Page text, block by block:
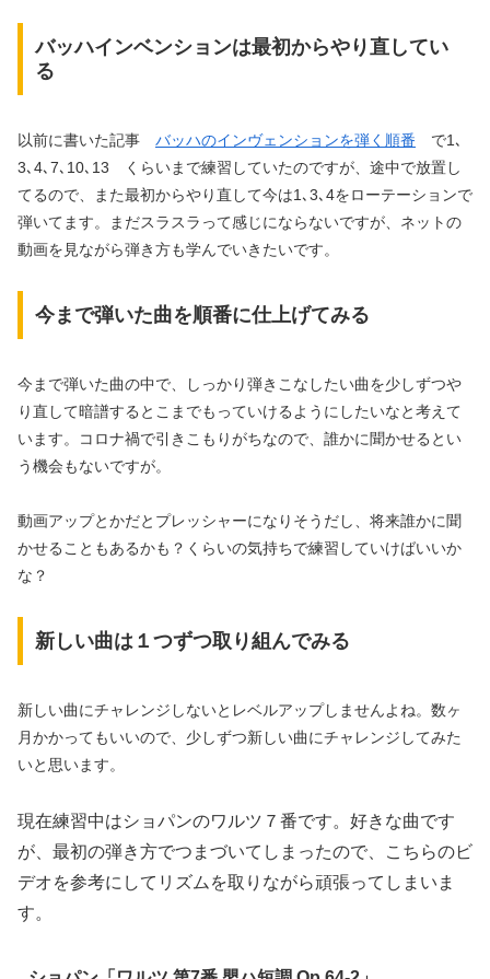
バッハインベンションは最初からやり直してい
る
以前に書いた記事 バッハのインヴェンションを弾く順番 で1､
3､4､7､10､13 くらいまで練習していたのですが、途中で放置し
てるので、また最初からやり直して今は1､3､4をローテーションで
弾いてます。まだスラスラって感じにならないですが、ネットの
動画を見ながら弾き方も学んでいきたいです。
今まで弾いた曲を順番に仕上げてみる
今まで弾いた曲の中で、しっかり弾きこなしたい曲を少しずつや
り直して暗譜するとこまでもっていけるようにしたいなと考えて
います。コロナ禍で引きこもりがちなので、誰かに聞かせるとい
う機会もないですが。
動画アップとかだとプレッシャーになりそうだし、将来誰かに聞
かせることもあるかも？くらいの気持ちで練習していけばいいか
な？
新しい曲は１つずつ取り組んでみる
新しい曲にチャレンジしないとレベルアップしませんよね。数ヶ
月かかってもいいので、少しずつ新しい曲にチャレンジしてみた
いと思います。
現在練習中はショパンのワルツ７番です。好きな曲です
が、最初の弾き方でつまづいてしまったので、こちらのビ
デオを参考にしてリズムを取りながら頑張ってしまいま
す。